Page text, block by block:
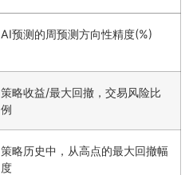
AI预测的周预测方向性精度(%)
策略收益/最大回撤，交易风险比
例
策略历史中，从高点的最大回撤幅
度